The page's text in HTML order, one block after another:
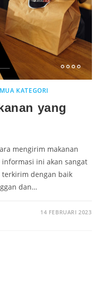
KATEGORI
yang
mengirim makanan
informasi ini akan sangat
terkirim dengan baik
dan…
14 FEBRUARI 2023